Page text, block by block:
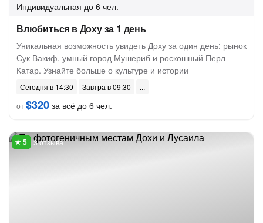
Индивидуальная до 6 чел.
Влюбиться в Доху за 1 день
Уникальная возможность увидеть Доху за один день: рынок
Сук Вакиф, умный город Мушериб и роскошный Перл-
Катар. Узнайте больше о культуре и истории
Сегодня в 14:30
Завтра в 09:30
от$320 за всё до 6 чел.
3 отзыва